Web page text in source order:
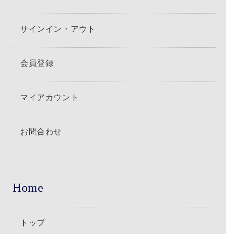
サインイン・アウト
会員登録
マイアカウント
お問合わせ
Home
トップ